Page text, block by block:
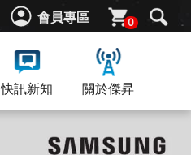
會員專區 0
快訊新知 關於傑昇